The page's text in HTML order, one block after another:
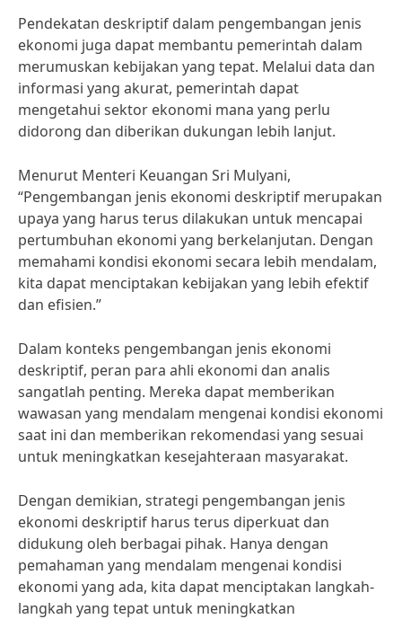
Pendekatan deskriptif dalam pengembangan jenis
ekonomi juga dapat membantu pemerintah dalam
merumuskan kebijakan yang tepat. Melalui data dan
informasi yang akurat, pemerintah dapat
mengetahui sektor ekonomi mana yang perlu
didorong dan diberikan dukungan lebih lanjut.
Menurut Menteri Keuangan Sri Mulyani,
“Pengembangan jenis ekonomi deskriptif merupakan
upaya yang harus terus dilakukan untuk mencapai
pertumbuhan ekonomi yang berkelanjutan. Dengan
memahami kondisi ekonomi secara lebih mendalam,
kita dapat menciptakan kebijakan yang lebih efektif
dan efisien.”
Dalam konteks pengembangan jenis ekonomi
deskriptif, peran para ahli ekonomi dan analis
sangatlah penting. Mereka dapat memberikan
wawasan yang mendalam mengenai kondisi ekonomi
saat ini dan memberikan rekomendasi yang sesuai
untuk meningkatkan kesejahteraan masyarakat.
Dengan demikian, strategi pengembangan jenis
ekonomi deskriptif harus terus diperkuat dan
didukung oleh berbagai pihak. Hanya dengan
pemahaman yang mendalam mengenai kondisi
ekonomi yang ada, kita dapat menciptakan langkah-
langkah yang tepat untuk meningkatkan